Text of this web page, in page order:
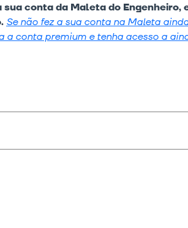
conta da Maleta do Engenheiro,
Se não fez a sua conta na Maleta
conta premium e tenha acesso a